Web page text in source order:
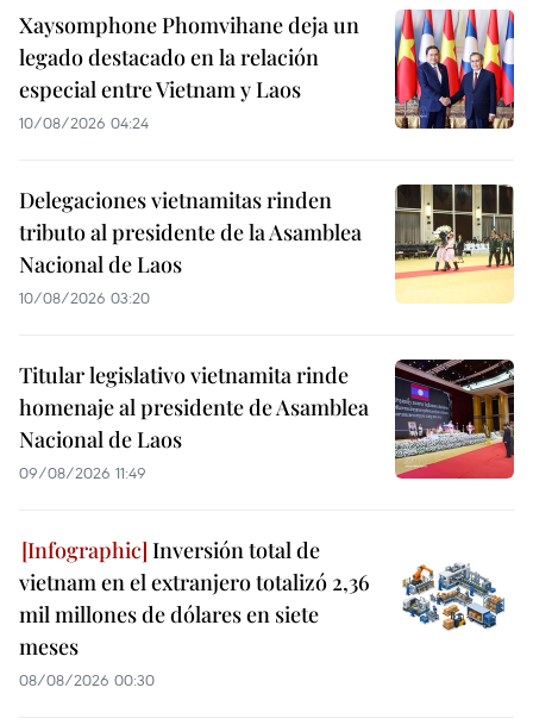
Xaysomphone Phomvihane deja un
legado destacado en la relación
especial entre Vietnam y Laos
10/08/2026 04:24
Delegaciones vietnamitas rinden
tributo al presidente de la Asamblea
Nacional de Laos
10/08/2026 03:20
Titular legislativo vietnamita rinde
homenaje al presidente de Asamblea
Nacional de Laos
09/08/2026 11:49
Inversión total de
vietnam en el extranjero totalizó 2,36
mil millones de dólares en siete
meses
08/08/2026 00:30